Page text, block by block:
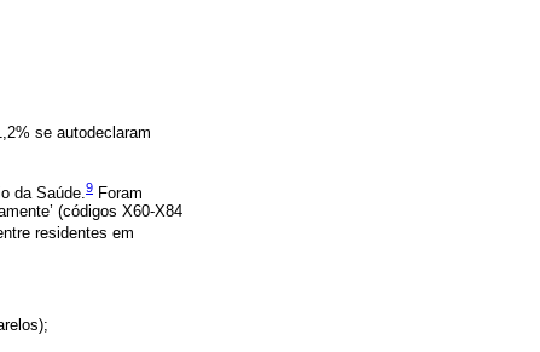
se autodeclaram
da Saúde. 9 Foram
(códigos X60-X84
residentes em